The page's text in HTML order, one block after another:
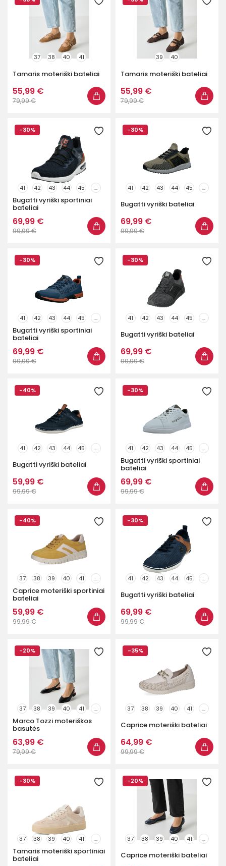
37 38 40 41
Tamaris moteriški bateliai
55,99 €
79,99 €
39 40
Tamaris moteriški bateliai
55,99 €
79,99 €
-30%
41 42 43 44 45 ...
Bugatti vyriški sportiniai
bateliai
69,99 €
99,99 €
-30%
41 42 43 44 45 ...
Bugatti vyriški bateliai
69,99 €
99,99 €
-30%
41 42 43 44 45 ...
Bugatti vyriški sportiniai
bateliai
69,99 €
99,99 €
-30%
41 42 43 44 45 ...
Bugatti vyriški bateliai
69,99 €
99,99 €
-40%
41 42 43 44 45 ...
Bugatti vyriški bateliai
59,99 €
99,99 €
-30%
41 42 43 44 45 ...
Bugatti vyriški sportiniai
bateliai
69,99 €
99,99 €
-40%
37 38 39 40 41 ...
Caprice moteriški sportiniai
bateliai
59,99 €
99,99 €
-30%
41 42 43 44 45 ...
Bugatti vyriški bateliai
69,99 €
99,99 €
-20%
37 38 39 40 41 ...
Marco Tozzi moteriškos
basutės
63,99 €
79,99 €
-35%
37 38 39 40 41 ...
Caprice moteriški bateliai
64,99 €
99,99 €
-30%
37 38 39 40 41 ...
Tamaris moteriški sportiniai
bateliai
-20%
37 38 39 40 41 ...
Caprice moteriški bateliai